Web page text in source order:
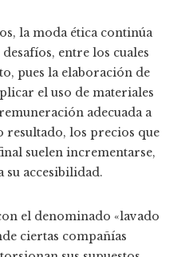
la moda ética continúa
entre los cuales
pues la elaboración de
el uso de materiales
adecuada a
resultado, los precios que
suelen incrementarse,
su accesibilidad.
el denominado «lavado
ciertas compañías